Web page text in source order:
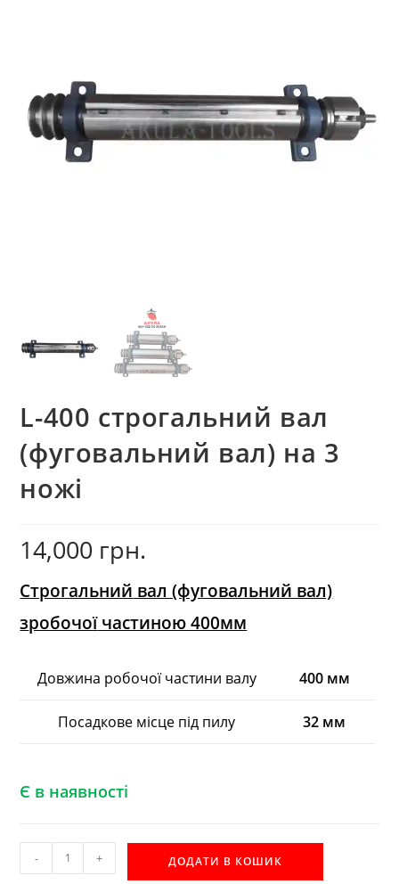
L-400 строгальний вал
(фуговальний вал) на 3
ножі
14,000 грн.
Строгальний вал (фуговальний вал)
зробочоїчастиною 400мм
Довжина робочої частини валу 400 мм
Посадкове місце під пилу 32 мм
Є в наявності
400
- + ДОДАТИ В КОШИК